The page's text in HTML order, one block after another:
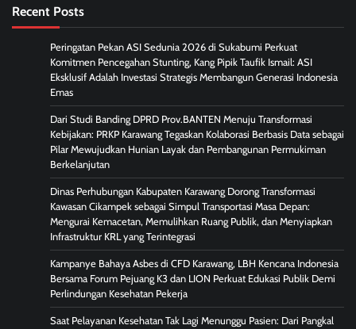
Recent Posts
Peringatan Pekan ASI Sedunia 2026 di Sukabumi Perkuat
Komitmen Pencegahan Stunting, Kang Pipik Taufik Ismail: ASI
Eksklusif Adalah Investasi Strategis Membangun Generasi Indonesia
Emas
Dari Studi Banding DPRD Prov.BANTEN Menuju Transformasi
Kebijakan: PRKP Karawang Tegaskan Kolaborasi Berbasis Data sebagai
Pilar Mewujudkan Hunian Layak dan Pembangunan Permukiman
Berkelanjutan
Dinas Perhubungan Kabupaten Karawang Dorong Transformasi
Kawasan Cikampek sebagai Simpul Transportasi Masa Depan:
Mengurai Kemacetan, Memulihkan Ruang Publik, dan Menyiapkan
Infrastruktur KRL yang Terintegrasi
Kampanye Bahaya Asbes di CFD Karawang, LBH Kencana Indonesia
Bersama Forum Pejuang K3 dan LION Perkuat Edukasi Publik Demi
Perlindungan Kesehatan Pekerja
Saat Pelayanan Kesehatan Tak Lagi Menunggu Pasien: Dari Pangkal